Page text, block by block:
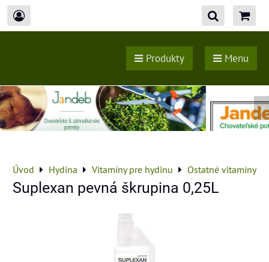
Produkty Menu
Úvod Hydina Vitamíny pre hydinu Ostatné vitamíny
Suplexan pevná škrupina 0,25L